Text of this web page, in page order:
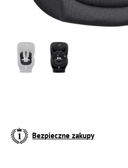
Bezpieczne zakupy